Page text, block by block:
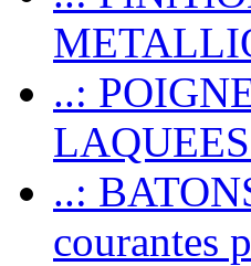
..:
..:
courantes